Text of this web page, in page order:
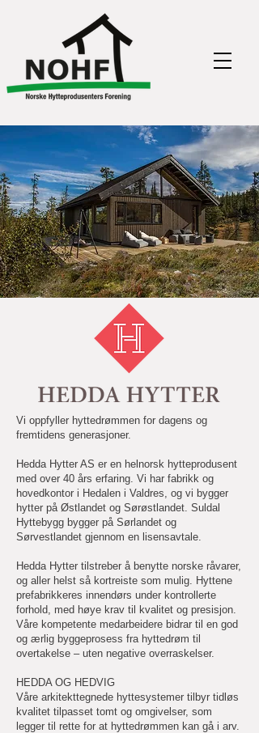
Vi oppfyller hyttedrømmen for dagens og
fremtidens generasjoner.
Hedda Hytter AS er en helnorsk hytteprodusent
med over 40 års erfaring. Vi har fabrikk og
hovedkontor i Hedalen i Valdres, og vi bygger
hytter på Østlandet og Sørøstlandet. Suldal
Hyttebygg bygger på Sørlandet og
Sørvestlandet gjennom en lisensavtale.
Hedda Hytter tilstreber å benytte norske råvarer,
og aller helst så kortreiste som mulig. Hyttene
prefabrikkeres innendørs under kontrollerte
forhold, med høye krav til kvalitet og presisjon.
Våre kompetente medarbeidere bidrar til en god
og ærlig byggeprosess fra hyttedrøm til
overtakelse – uten negative overraskelser.
HEDDA OG HEDVIG
Våre arkitekttegnede hyttesystemer tilbyr tidløs
kvalitet tilpasset tomt og omgivelser, som
legger til rette for at hyttedrømmen kan gå i arv.